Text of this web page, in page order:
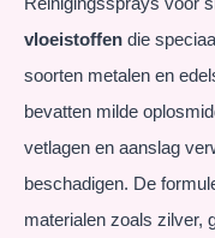
vloeistoffen die
soorten metalen en
bevatten milde
vetlagen en aanslag
beschadigen. De
materialen zoals zilver,